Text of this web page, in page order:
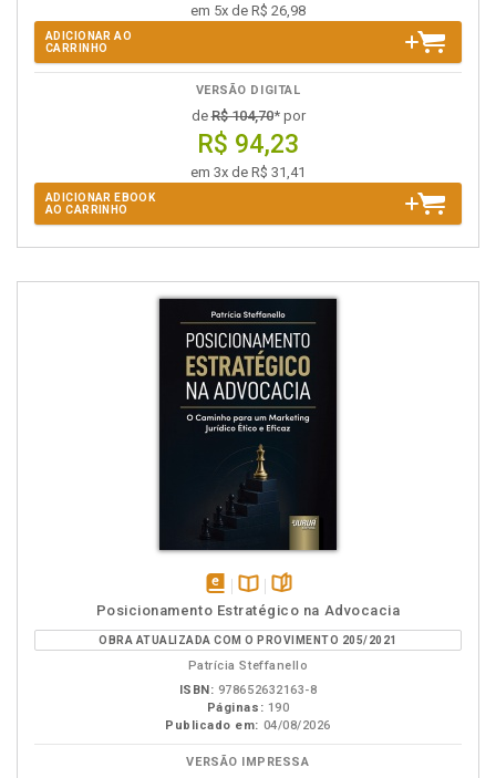
em 5x de R$ 26,98
ADICIONAR AO
CARRINHO
VERSÃO DIGITAL
deR$ 104,70* por
R$ 94,23
em 3x de R$ 31,41
ADICIONAR EBOOK
AO CARRINHO
disponível
em
eBook
Disponível
na
B.V.
páginas
Posicionamento Estratégico na Advocacia
OBRA ATUALIZADA COM O PROVIMENTO 205/2021
Patrícia Steffanello
ISBN: 978652632163-8
Páginas: 190
Publicado em: 04/08/2026
VERSÃO IMPRESSA